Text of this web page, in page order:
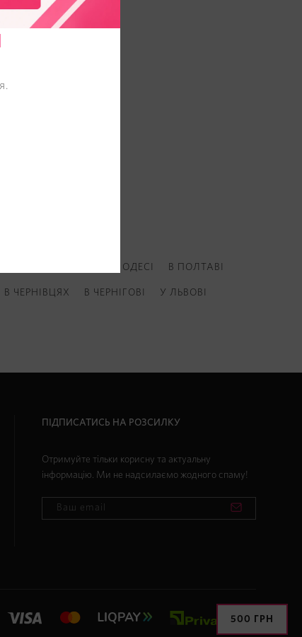
В ОДЕСІ В ПОЛТАВІ
В ЧЕРНІВЦЯХ В ЧЕРНІГОВІ У ЛЬВОВІ
ПІДПИСАТИСЬ НА РОЗСИЛКУ
Отримуйте тільки корисну та актуальну
інформацію. Ми не надсилаємо жодного спаму!
500 ГРН
500 ГРН